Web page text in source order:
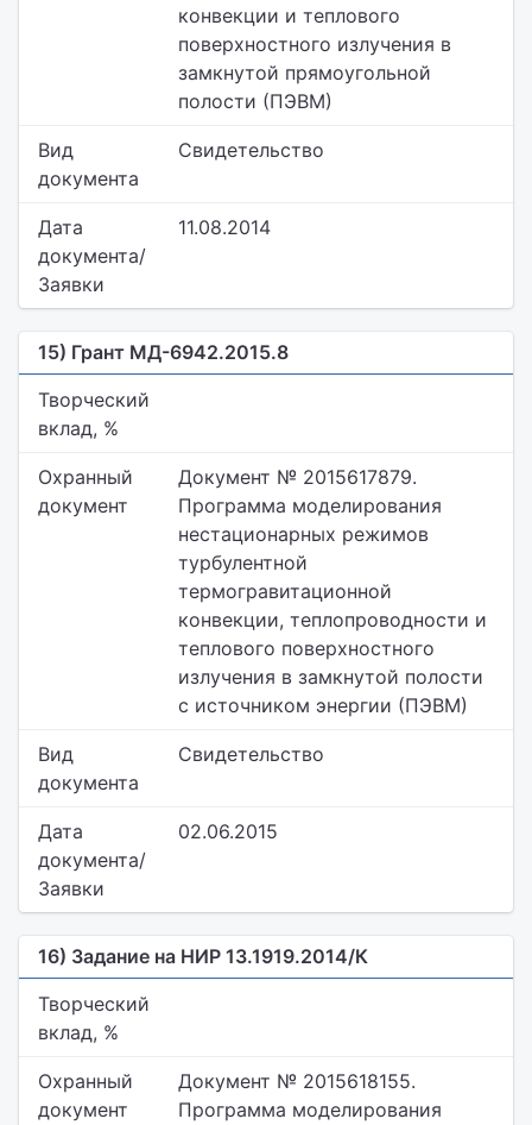
конвекции и теплового
поверхностного излучения в
замкнутой прямоугольной
полости (ПЭВМ)
Вид
документа
Свидетельство
Дата
документа/
Заявки
11.08.2014
15) Грант МД-6942.2015.8
Творческий
вклад, %
Охранный
документ
Документ № 2015617879.
Программа моделирования
нестационарных режимов
турбулентной
термогравитационной
конвекции, теплопроводности и
теплового поверхностного
излучения в замкнутой полости
с источником энергии (ПЭВМ)
Вид
документа
Свидетельство
Дата
документа/
Заявки
02.06.2015
16) Задание на НИР 13.1919.2014/К
Творческий
вклад, %
Охранный
документ
Документ № 2015618155.
Программа моделирования